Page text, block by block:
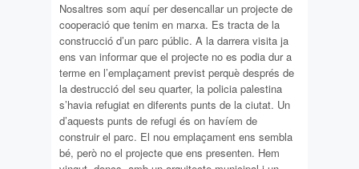
Nosaltres som aquí per desencallar un projecte de
cooperació que tenim en marxa. Es tracta de la
construcció d’un parc públic. A la darrera visita ja
ens van informar que el projecte no es podia dur a
terme en l’emplaçament previst perquè després de
la destrucció del seu quarter, la policia palestina
s’havia refugiat en diferents punts de la ciutat. Un
d’aquests punts de refugi és on havíem de
construir el parc. El nou emplaçament ens sembla
bé, però no el projecte que ens presenten. Hem